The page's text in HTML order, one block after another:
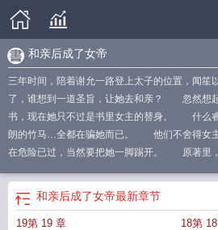
和亲后成了女帝
三年时间，陪着谢允一路登上太子的位置，闻笙
了，谁想到一道圣旨，让她去和亲？ 忽然想
书，现在她只不过是书里女主的替身。 什么
朗的竹马…全都在骗她而已。 他们不舍得
在危险已过，当然要把她一脚踢开。 原著里
死。 闻笙：呵呵，去你们的吧！和亲路上，
种水稻、做牛肉干、炮制药材…日子越来越好
一个受伤的男人。 男人名叫牧云野，身形
和亲后成了女帝最新章节
19第 19 章 18第